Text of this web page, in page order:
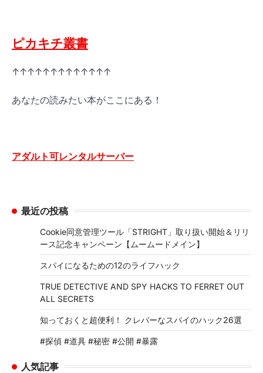
ピカキチ叢書
↑↑↑↑↑↑↑↑↑↑↑↑↑
あなたの読みたい本がここにある！
アダルト可レンタルサーバー
最近の投稿
Cookie同意管理ツール「STRIGHT」取り扱い開始＆リリ
ース記念キャンペーン【ムームードメイン】
スパイになるための12のライフハック
TRUE DETECTIVE AND SPY HACKS TO FERRET OUT
ALL SECRETS
知っておくと超便利！ クレバーなスパイのハック26選
#探偵 #道具 #秘密 #公開 #暴露
人気記事